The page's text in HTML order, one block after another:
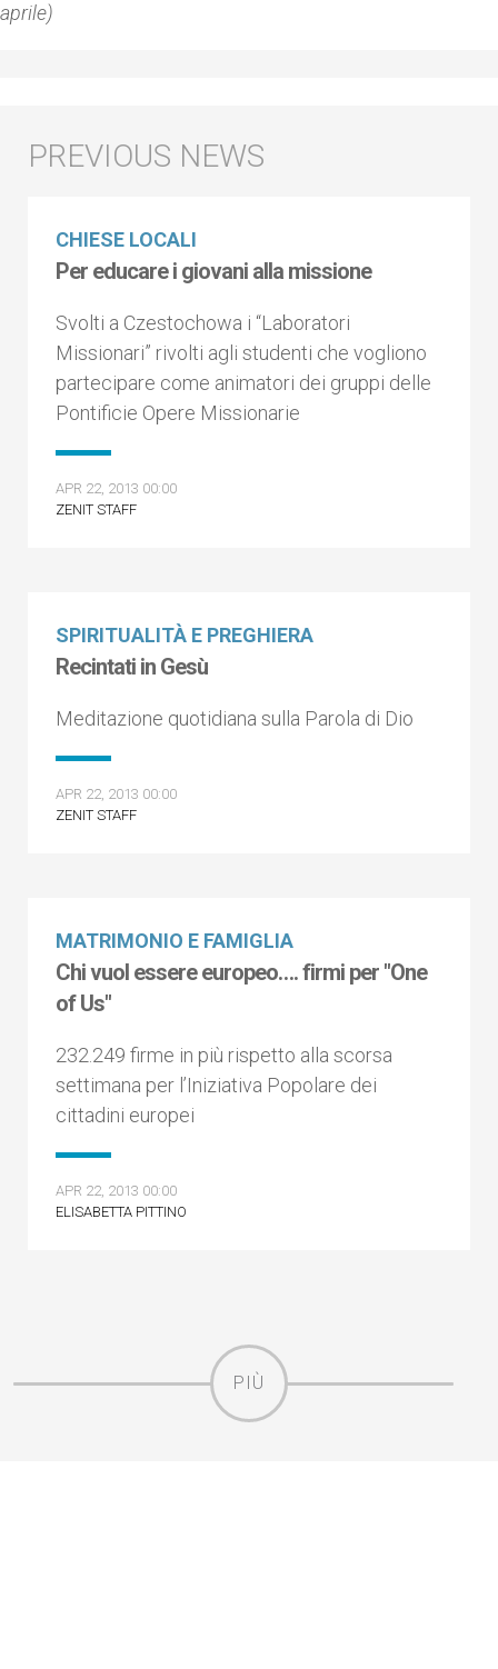
aprile)
CHIESE LOCALI
Per educare i giovani alla missione
Svolti a Czestochowa i “Laboratori
Missionari” rivolti agli studenti che vogliono
partecipare come animatori dei gruppi delle
Pontificie Opere Missionarie
APR 22, 2013 00:00
ZENIT STAFF
SPIRITUALITÀ E PREGHIERA
Recintati in Gesù
Meditazione quotidiana sulla Parola di Dio
APR 22, 2013 00:00
ZENIT STAFF
MATRIMONIO E FAMIGLIA
Chi vuol essere europeo…. firmi per "One
of Us"
232.249 firme in più rispetto alla scorsa
settimana per l’Iniziativa Popolare dei
cittadini europei
APR 22, 2013 00:00
ELISABETTA PITTINO
PIÙ